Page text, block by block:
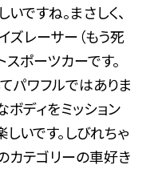
ですね。まさしく、
ズレーサー（もう死
スポーツカーです。
パワフルではありま
ボディをミッション
いです。しびれちゃ
カテゴリーの車好き